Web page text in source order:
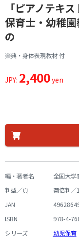
「ピアノテキ
保育士・幼稚
の
楽典・身体表現教材 付
JPY: 2,400yen
編・著者名
全国大
判型／頁
菊倍判／
JAN
ISBN
978-4-
シリーズ
幼児保育